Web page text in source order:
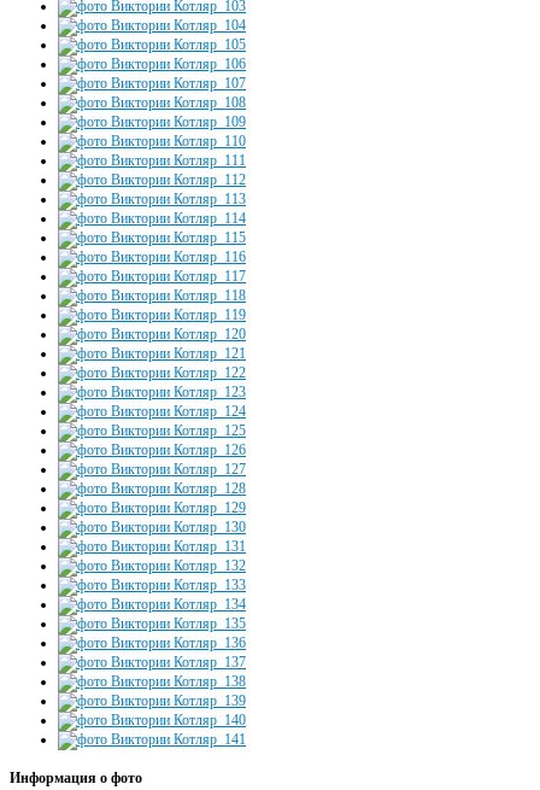
Информация о фото